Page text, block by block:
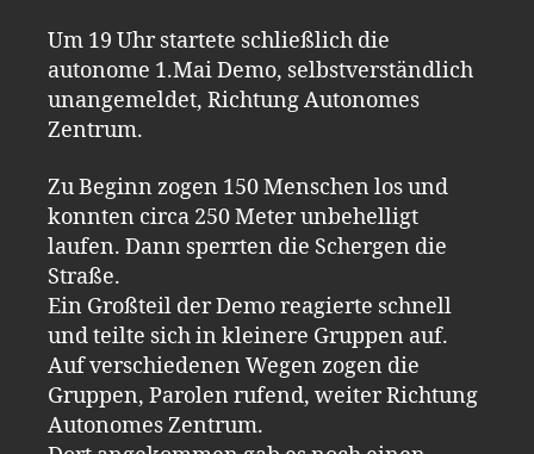
Um 19 Uhr startete schließlich die
autonome 1.Mai Demo, selbstverständlich
unangemeldet, Richtung Autonomes
Zentrum.
Zu Beginn zogen 150 Menschen los und
konnten circa 250 Meter unbehelligt
laufen. Dann sperrten die Schergen die
Straße.
Ein Großteil der Demo reagierte schnell
und teilte sich in kleinere Gruppen auf.
Auf verschiedenen Wegen zogen die
Gruppen, Parolen rufend, weiter Richtung
Autonomes Zentrum.